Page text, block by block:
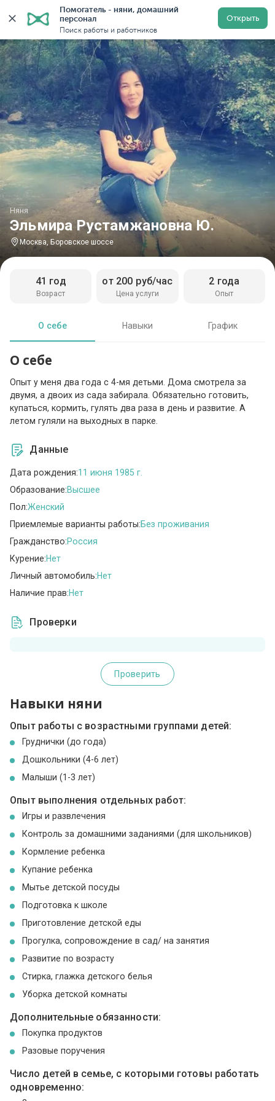
Помогатель - няни, домашний
персонал
Поиск работы и работников
Открыть
Главная Няни Няни в Москве Няни у метро
Эльмира Рустамжановна Ю.
Няня
Москва, Боровское шоссе
Возраст
41 год
Цена услуги
от 200 руб/час
Опыт
2 года
О себе Навыки График
О себе
Опыт у меня два года с 4-мя детьми. Дома смотрела за
двумя, а двоих из сада забирала. Обязательно готовить,
купаться, кормить, гулять два раза в день и развитие. А
летом гуляли на выходных в парке.
Данные
Дата рождения:11 июня 1985 г.
Образование:Высшее
Пол:Женский
Приемлемые варианты работы:Без проживания
Гражданство:Россия
Курение:Нет
Личный автомобиль:Нет
Наличие прав:Нет
Проверки
Проверить
Навыки няни
Опыт работы с возрастными группами детей:
Груднички (до года)
Дошкольники (4-6 лет)
Малыши (1-3 лет)
Опыт выполнения отдельных работ:
Игры и развлечения
Контроль за домашними заданиями (для школьников)
Кормление ребенка
Купание ребенка
Мытье детской посуды
Подготовка к школе
Приготовление детской еды
Прогулка, сопровождение в сад/ на занятия
Развитие по возрасту
Стирка, глажка детского белья
Уборка детской комнаты
Дополнительные обязанности:
Покупка продуктов
Разовые поручения
Число детей в семье, с которыми готовы работать
одновременно: